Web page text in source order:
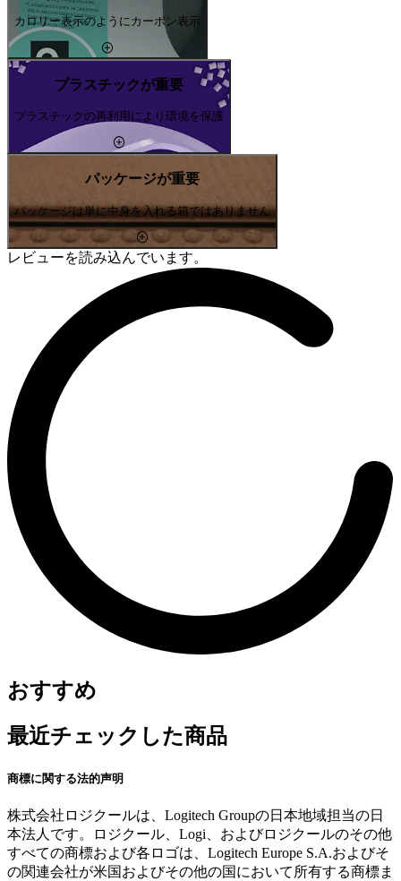
カロリー表示のようにカーボン表示
プラスチックが重要
プラスチックの再利用により環境を保護
パッケージが重要
パッケージは単に中身を入れる箱ではありません
レビューを読み込んでいます。
おすすめ
最近チェックした商品
商標に関する法的声明
株式会社ロジクールは、Logitech Groupの日本地域担当の日
本法人です。ロジクール、Logi、およびロジクールのその他
すべての商標および各ロゴは、Logitech Europe S.A.およびそ
の関連会社が米国およびその他の国において所有する商標ま